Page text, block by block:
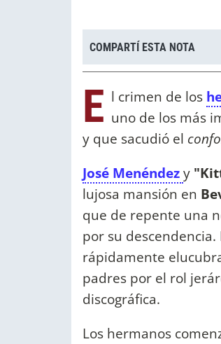
COMPARTÍ ESTA NOTA
E l crimen de los
uno de los más
y que sacudió el
José Menéndezy
lujosa mansión en
que de repente una
por su descendencia.
rápidamente
padres por el rol
discográfica.
Los hermanos